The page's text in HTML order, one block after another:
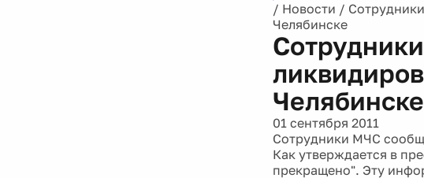
/ Новости /
Челябинске
Челябинске
01 сентября 2011
Сотрудники МЧС
Как утверждается в
прекращено". Эту